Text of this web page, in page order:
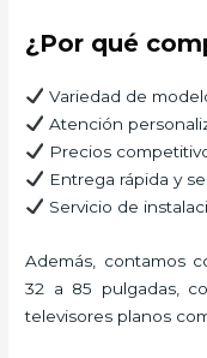
¿Por qué
Variedad de
Atención
Precios
Entrega rápida y
Servicio de
Además, contamos
32 a 85 pulgadas,
televisores planos